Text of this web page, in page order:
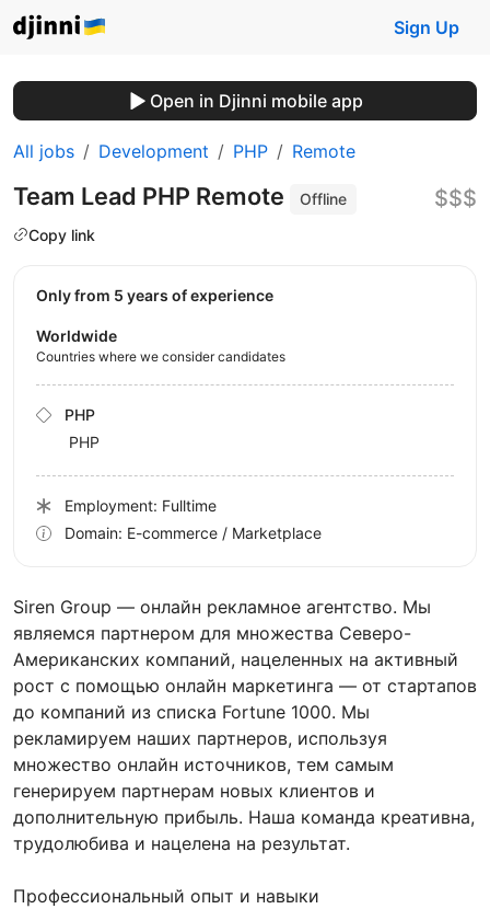
Sign Up
Open in Djinni mobile app
All jobs Development PHP Remote
Team Lead PHP Remote
Offline
Copy link
$$$
Siren Group — онлайн рекламное агентство. Мы
являемся партнером для множества Северо-
Американских компаний, нацеленных на активный
рост с помощью онлайн маркетинга — от стартапов
до компаний из списка Fortune 1000. Мы
рекламируем наших партнеров, используя
множество онлайн источников, тем самым
генерируем партнерам новых клиентов и
дополнительную прибыль. Наша команда креативна,
трудолюбива и нацелена на результат.
Профессиональный опыт и навыки
Only from 5 years of experience
Worldwide
Countries where we consider candidates
PHP
PHP
Employment: Fulltime
Domain: E-commerce / Marketplace